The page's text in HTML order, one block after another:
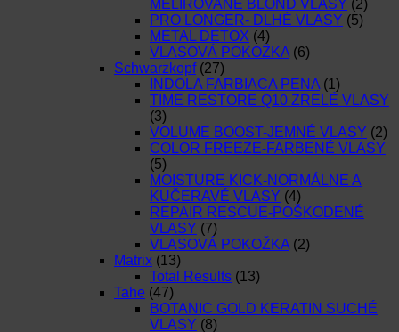
MELÍROVANÉ BLOND VLASY (2)
PRO LONGER- DLHÉ VLASY (5)
METAL DETOX (4)
VLASOVÁ POKOŽKA (6)
Schwarzkopf (27)
INDOLA FARBIACA PENA (1)
TIME RESTORE Q10 ZRELÉ VLASY
(3)
VOLUME BOOST-JEMNÉ VLASY (2)
COLOR FREEZE-FARBENÉ VLASY
(5)
MOISTURE KICK-NORMÁLNE A
KUČERAVÉ VLASY (4)
REPAIR RESCUE-POŠKODENÉ
VLASY (7)
VLASOVÁ POKOŽKA (2)
Matrix (13)
Total Results (13)
Tahe (47)
BOTANIC GOLD KERATIN SUCHÉ
VLASY (8)